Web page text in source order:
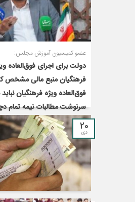
عضو کمیسیون آموزش مجلس:
دولت برای اجرای فوق‌العاده
فرهنگیان منبع مالی مشخص
فوق‌العاده ویژه فرهنگیان
سرنوشت مطالبات نیمه‌ تمام
20
دی